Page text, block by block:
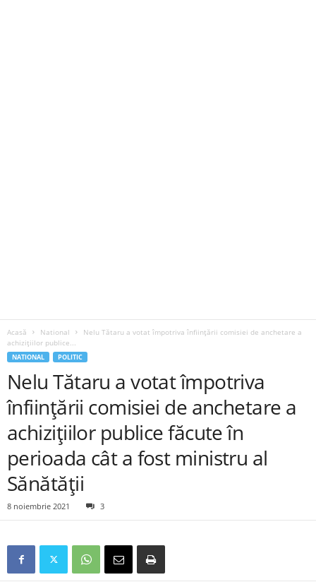
Acasă National
Nelu Tătaru a votat împotriva înființării comisiei de anchetare a
achizițiilor publice...
NATIONAL POLITIC
Nelu Tătaru a votat împotriva
înființării comisiei de anchetare a
achizițiilor publice făcute în
perioada cât a fost ministru al
Sănătății
8 noiembrie 2021 3